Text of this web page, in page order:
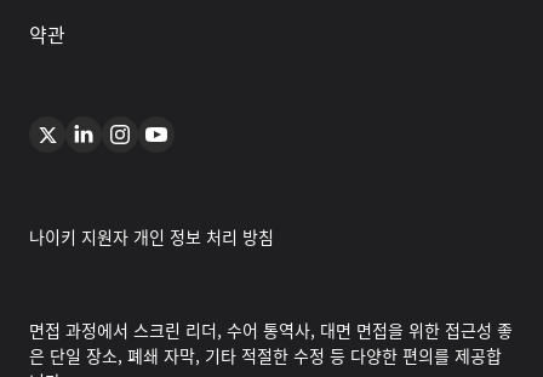
약관
나이키 지원자 개인 정보 처리 방침
면접 과정에서 스크린 리더, 수어 통역사, 대면 면접을 위한 접근성 좋
은 단일 장소, 폐쇄 자막, 기타 적절한 수정 등 다양한 편의를 제공합